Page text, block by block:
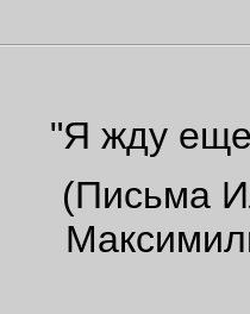
"Я жду
(Письма